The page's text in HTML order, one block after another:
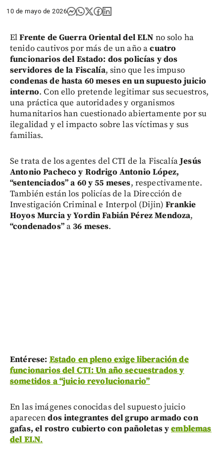
10 de mayo de 2026
ElFrente de Guerra Oriental del ELN no solo ha
tenido cautivos por más de un año acuatro
funcionarios del Estado: dos policías y dos
servidores de la Fiscalía, sino que les impuso
condenas de hasta 60 meses en un supuesto juicio
interno. Con ello pretende legitimar sus secuestros,
una práctica que autoridades y organismos
humanitarios han cuestionado abiertamente por su
ilegalidad y el impacto sobre las víctimas y sus
familias.
Se trata de los agentes del CTI de la FiscalíaJesús
Antonio Pacheco y Rodrigo Antonio López,
“sentenciados” a 60 y 55 meses, respectivamente.
También están los policías de la Dirección de
Investigación Criminal e Interpol (Dijin)Frankie
Hoyos Murcia y Yordin Fabián Pérez Mendoza,
“condenados”a36 meses.
Entérese: Estado en pleno exige liberación de
funcionarios del CTI: Un año secuestrados y
sometidos a “juicio revolucionario”
En las imágenes conocidas del supuesto juicio
aparecendos integrantes del grupo armado con
gafas, el rostro cubierto con pañoletas yemblemas
del ELN.